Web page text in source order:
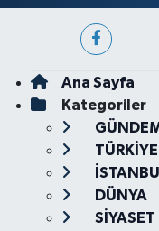
Ana Sayfa
Kategoriler
TÜRKİYE
DÜNYA
SİYASET